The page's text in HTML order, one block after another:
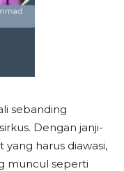
sebanding
Dengan janji-
yang harus diawasi,
muncul seperti